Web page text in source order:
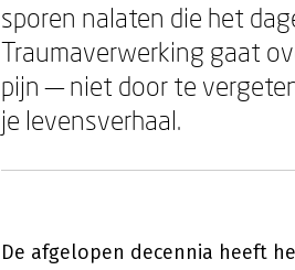
sporen nalaten die het
Traumaverwerking gaat
pijn — niet door te
je levensverhaal.
De afgelopen decennia heeft